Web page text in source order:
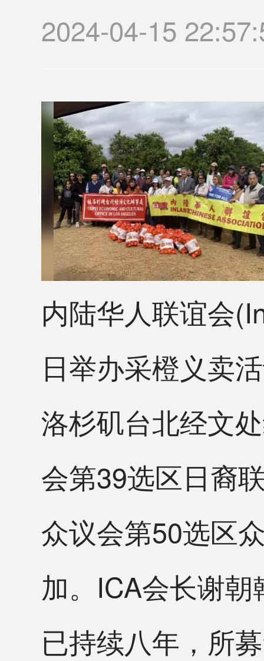
2024-04-15
内陆华人联谊会
日举办采橙义卖
洛杉矶台北经文
会第39选区日裔
众议会第50选区
加。ICA会长谢
已持续八年，所